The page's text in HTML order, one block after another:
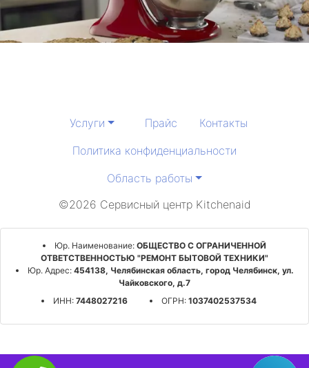
Услуги Прайс
Контакты
Политика конфиденциальности
Область работы
©2026 Сервисный центр Kitchenaid
Юр. Наименование: ОБЩЕСТВО С ОГРАНИЧЕННОЙ
ОТВЕТСТВЕННОСТЬЮ "РЕМОНТ БЫТОВОЙ ТЕХНИКИ"
Юр. Адрес:454138, Челябинская область, город Челябинск, ул.
Чайковского, д.7
ИНН: 7448027216 ОГРН: 1037402537534